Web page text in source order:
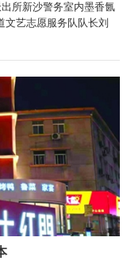
所新沙警务室内墨香氤
艺志愿服务队队长刘